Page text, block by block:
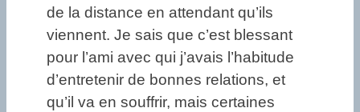
de la distance en attendant qu’ils
viennent. Je sais que c’est blessant
pour l’ami avec qui j’avais l’habitude
d’entretenir de bonnes relations, et
qu’il va en souffrir, mais certaines